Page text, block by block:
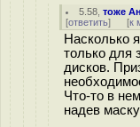
5.58 ,тоже
[ответить] [к
Насколько
только для
дисков.
Что-то в
надев